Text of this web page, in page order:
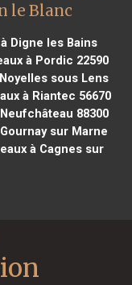
le Blanc
Digne les Bains
à Pordic 22590
sous Lens
à Riantec 56670
88300
sur Marne
à Cagnes sur